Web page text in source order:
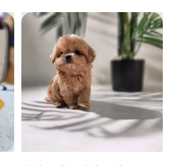
면 생김새도 모두 다르답니다 ㅎㅎ
사진 속 아가는 왕눈이 땡글이 .. 😍
넘 이쁘게 생겼죠ㅎㅎ컸을때도 한 미
모 뽐낼거 같네요! 이제는 대표적인
하이브리드견으로 손꼽히는말티푸
아가야들국민강아지들의 만남으로탄
생한 아가들인만큼말티푸도 국민강
아지로이제는 부를 수 있을 거 같아
요ㅎㅎ 믹스견이라 무시받던옛날과
는 많이 달라진 요즘의 시선서로의
단점은 보완하고장점은 극대화된 하